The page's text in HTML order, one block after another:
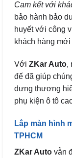
Cam kết với
bảo hành bảo
huyết với công
khách hàng
Với ZKar Auto,
đế đã giúp
dựng thương
phụ kiện ô tô
Lắp màn hình
TPHCM
ZKar Auto vẫn